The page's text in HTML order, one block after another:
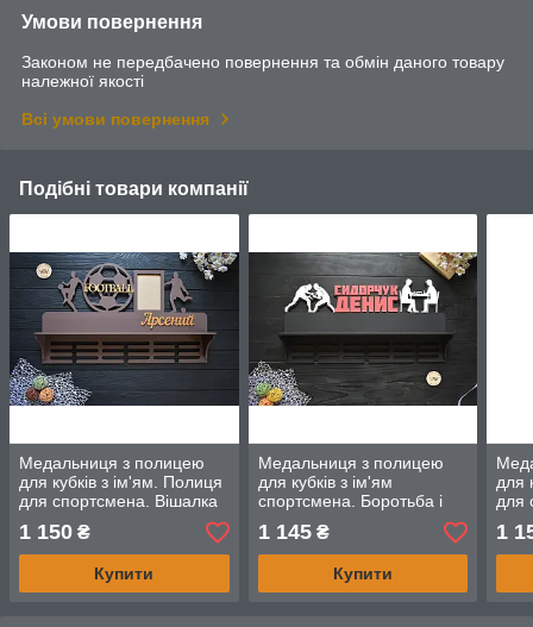
Умови повернення
Законом не передбачено повернення та обмін даного товару
належної якості
Всі умови повернення
Подібні товари компанії
Медальниця з полицею
для кубків з ім'ям. Полиця
для спортсмена. Вішалка
для медалей із
фоторамкою. Футбол
1 150 ₴
Купити
Медальниця з полицею
для кубків з ім'ям
спортсмена. Боротьба і
шахи (будь-який вид спорт
і текст)
1 145₴
Купити
для
для
для
1